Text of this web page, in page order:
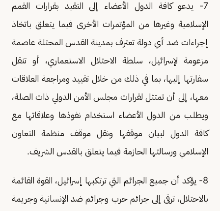
7- يدعو كافة الدول الأعضاء إلى التقيد بقرارات القمم
الإسلامية وغيرها من المؤتمرات الأخرى فيما يتعلق باتخاذ
إجراءات ضد أي دولة تعترف بمدينة القدس المحتلة عاصمة
مزعومة لإسرائيل، سلطة الاحتلال الاستعماري، أو تنقل
سفارتها إليها، بما في ذلك من خلال تقييد ومراجعة العلاقات
معها، إلى أن تمتثل لقرارات مجلس الأمن الدولي ذات الصلة،
ويطلب من الدول الأعضاء استخدام نفوذها وعلاقاتها مع
كافة الدول لبيان موقفها ونقل موقف منظمة التعاون
الإسلامي ورسالتها الحازمة فيما يتعلق بالقدس الشريف.
8- يؤكد أن جميع الجرائم التي ترتكبها إسرائيل، القوة القائمة
بالاحتلال، ترقى إلى جرائم حرب وجرائم ضد الإنسانية وجريمة